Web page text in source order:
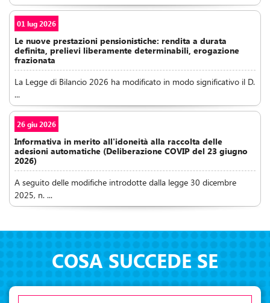
01 lug 2026
Le nuove prestazioni pensionistiche: rendita a durata
definita, prelievi liberamente determinabili, erogazione
frazionata
La Legge di Bilancio 2026 ha modificato in modo significativo il D.
...
26 giu 2026
Informativa in merito all'idoneità alla raccolta delle
adesioni automatiche (Deliberazione COVIP del 23 giugno
2026)
A seguito delle modifiche introdotte dalla legge 30 dicembre
2025, n. ...
COSA SUCCEDE SE